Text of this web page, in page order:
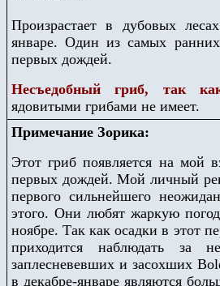
Произрастает в дубовых
январе. Один из самых
первых дождей.
Несъедобный гриб, так
ядовитыми грибами не имеет.
Примечание Зорика:
Этот гриб появляется на мой
первых дождей. Мой личный
первого сильнейшего
этого. Они любят жаркую
ноябре. Так как осадки в этот
приходится наблюдать за
заплесневевших и засохших
в декабре-январе являются